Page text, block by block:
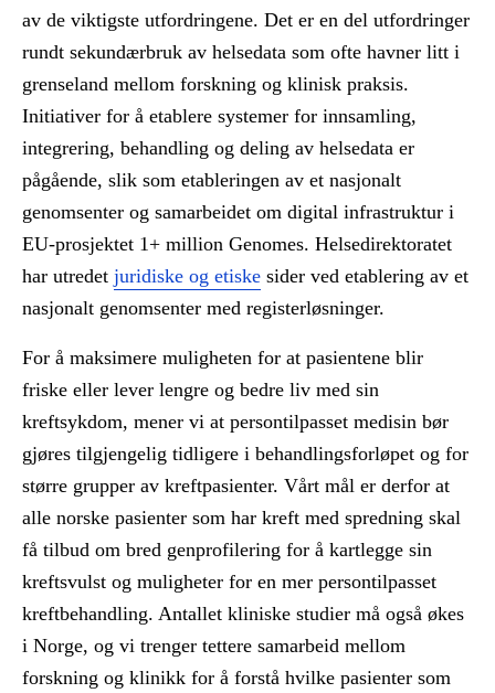
av de viktigste utfordringene. Det er en del utfordringer
rundt sekundærbruk av helsedata som ofte havner litt i
grenseland mellom forskning og klinisk praksis.
Initiativer for å etablere systemer for innsamling,
integrering, behandling og deling av helsedata er
pågående, slik som etableringen av et nasjonalt
genomsenter og samarbeidet om digital infrastruktur i
EU-prosjektet 1+ million Genomes. Helsedirektoratet
har utredet juridiske og etiske sider ved etablering av et
nasjonalt genomsenter med registerløsninger.
For å maksimere muligheten for at pasientene blir
friske eller lever lengre og bedre liv med sin
kreftsykdom, mener vi at persontilpasset medisin bør
gjøres tilgjengelig tidligere i behandlingsforløpet og for
større grupper av kreftpasienter. Vårt mål er derfor at
alle norske pasienter som har kreft med spredning skal
få tilbud om bred genprofilering for å kartlegge sin
kreftsvulst og muligheter for en mer persontilpasset
kreftbehandling. Antallet kliniske studier må også økes
i Norge, og vi trenger tettere samarbeid mellom
forskning og klinikk for å forstå hvilke pasienter som